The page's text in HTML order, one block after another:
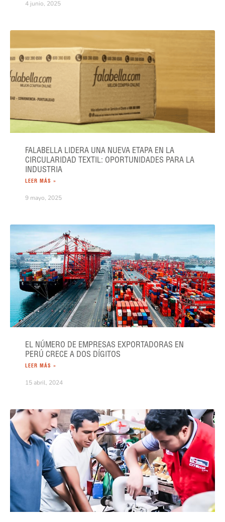
4 junio, 2025
FALABELLA LIDERA UNA NUEVA ETAPA EN LA
CIRCULARIDAD TEXTIL: OPORTUNIDADES PARA LA
INDUSTRIA
LEER MÁS »
9 mayo, 2025
EL NÚMERO DE EMPRESAS EXPORTADORAS EN
PERÚ CRECE A DOS DÍGITOS
LEER MÁS »
15 abril, 2024